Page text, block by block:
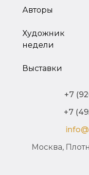
Авторы
Художник
недели
Выставки
+7
+7
Москва,